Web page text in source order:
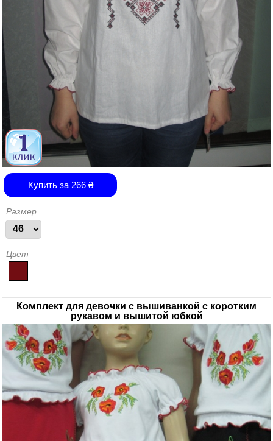
Купить за 266₴
Размер
Цвет
Комплект для девочки с вышиванкой с коротким
рукавом и вышитой юбкой